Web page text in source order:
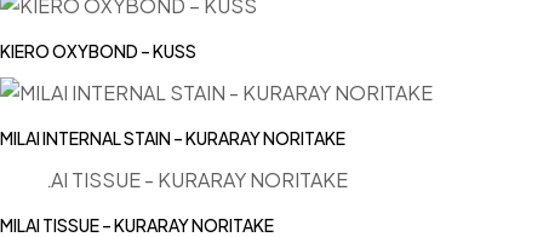
KIERO OXYBOND – KUSS
MILAI INTERNAL STAIN – KURARAY NORITAKE
MILAI TISSUE – KURARAY NORITAKE